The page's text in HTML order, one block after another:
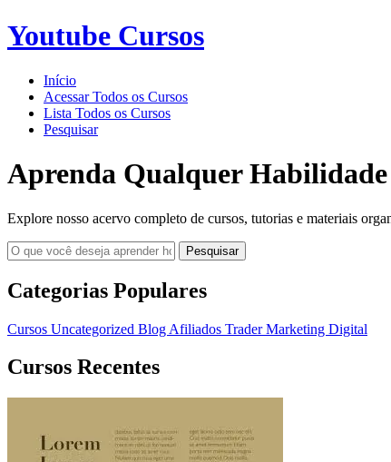
Youtube Cursos
Início
Acessar Todos os Cursos
Lista Todos os Cursos
Pesquisar
Aprenda Qualquer
Explore nosso acervo completo de cursos, tutorias e materiais
Pesquisar
Categorias Populares
Cursos Uncategorized Blog Afiliados TraderMarketing Digital
Cursos Recentes